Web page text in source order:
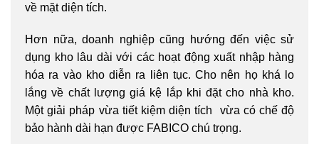
về mặt diện tích.
Hơn nữa, doanh nghiệp cũng hướng đến việc sử
dụng kho lâu dài với các hoạt động xuất nhập hàng
hóa ra vào kho diễn ra liên tục. Cho nên họ khá lo
lắng về chất lượng giá kệ lắp khi đặt cho nhà kho.
Một giải pháp vừa tiết kiệm diện tích vừa có chế độ
bảo hành dài hạn được FABICO chú trọng.